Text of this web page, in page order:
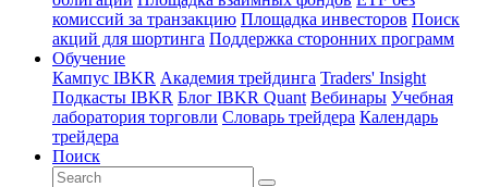
комиссий за транзакцию Площадка инвесторов Поиск
акций для шортинга Поддержка сторонних программ
Обучение
Кампус IBKR Академия трейдинга Traders' Insight
Подкасты IBKR Блог IBKR Quant Вебинары Учебная
лаборатория торговли Словарь трейдера Календарь
трейдера
Поиск